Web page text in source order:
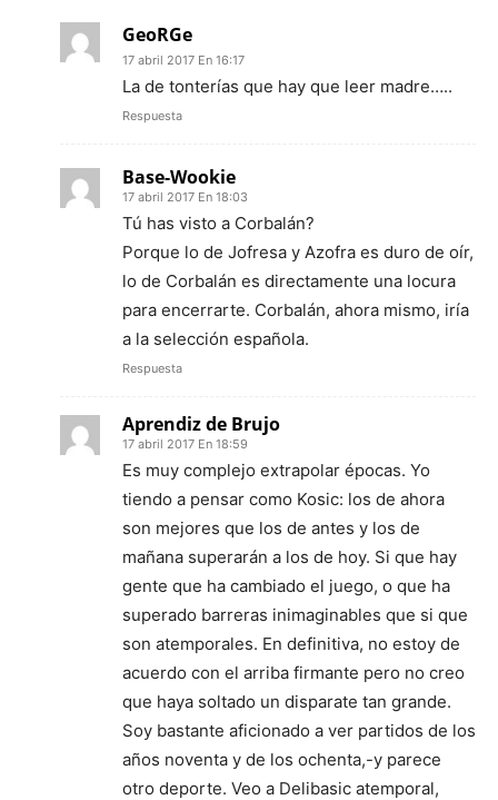
GeoRGe
17 abril 2017 En 16:17
La de tonterías que hay que leer madre…..
Respuesta
Base-Wookie
17 abril 2017 En 18:03
Tú has visto a Corbalán?
Porque lo de Jofresa y Azofra es duro de oír,
lo de Corbalán es directamente una locura
para encerrarte. Corbalán, ahora mismo, iría
a la selección española.
Respuesta
Aprendiz de Brujo
17 abril 2017 En 18:59
Es muy complejo extrapolar épocas. Yo
tiendo a pensar como Kosic: los de ahora
son mejores que los de antes y los de
mañana superarán a los de hoy. Si que hay
gente que ha cambiado el juego, o que ha
superado barreras inimaginables que si que
son atemporales. En definitiva, no estoy de
acuerdo con el arriba firmante pero no creo
que haya soltado un disparate tan grande.
Soy bastante aficionado a ver partidos de los
años noventa y de los ochenta,-y parece
otro deporte. Veo a Delibasic atemporal,